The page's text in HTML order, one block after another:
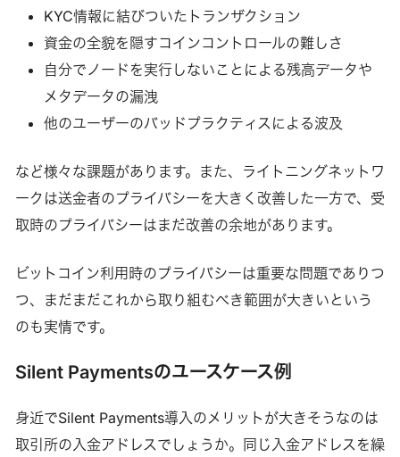
KYC情報に結びついたトランザクション
資金の全貌を隠すコインコントロールの難しさ
自分でノードを実行しないことによる残高データや
メタデータの漏洩
他のユーザーのバッドプラクティスによる波及
など様々な課題があります。また、ライトニングネットワ
ークは送金者のプライバシーを大きく改善した一方で、受
取時のプライバシーはまだ改善の余地があります。
ビットコイン利用時のプライバシーは重要な問題でありつ
つ、まだまだこれから取り組むべき範囲が大きいという
のも実情です。
Silent Paymentsのユースケース例
身近でSilent Payments導入のメリットが大きそうなのは
取引所の入金アドレスでしょうか。同じ入金アドレスを繰